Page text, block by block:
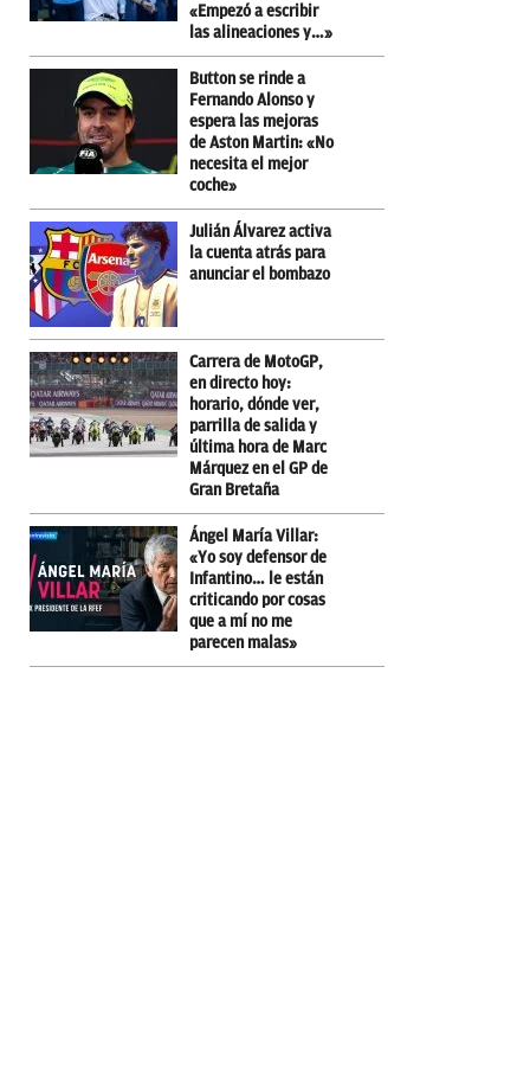
«Empezó a escribir
las alineaciones y…»
Button se rinde a
Fernando Alonso y
espera las mejoras
de Aston Martin: «No
necesita el mejor
coche»
Julián Álvarez activa
la cuenta atrás para
anunciar el bombazo
Carrera de MotoGP,
en directo hoy:
horario, dónde ver,
parrilla de salida y
última hora de Marc
Márquez en el GP de
Gran Bretaña
Ángel María Villar:
«Yo soy defensor de
Infantino… le están
criticando por cosas
que a mí no me
parecen malas»